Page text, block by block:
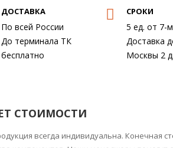
ДОСТАВКА
По всей России
До терминала ТК
бесплатно
СРОКИ
5 ед. от 7-
Доставка
Москвы 2
СТОИМОСТИ
всегда индивидуальна. Конечная